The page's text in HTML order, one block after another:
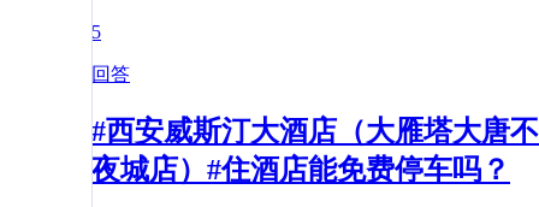
5
回答
#西安威斯汀大酒店（大雁塔大唐不
夜城店）#住酒店能免费停车吗？